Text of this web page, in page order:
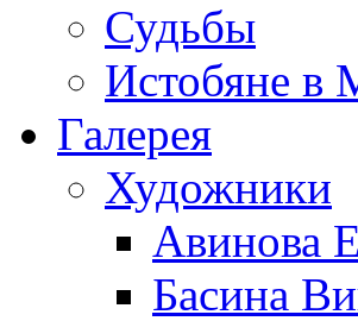
Судьбы
Истобяне в
Галерея
Художники
Авинова
Басина